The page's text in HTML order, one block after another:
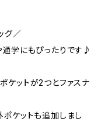
グ／
通学にもぴったりです♪
ケットが2つとファスナ
ポケットも追加しまし